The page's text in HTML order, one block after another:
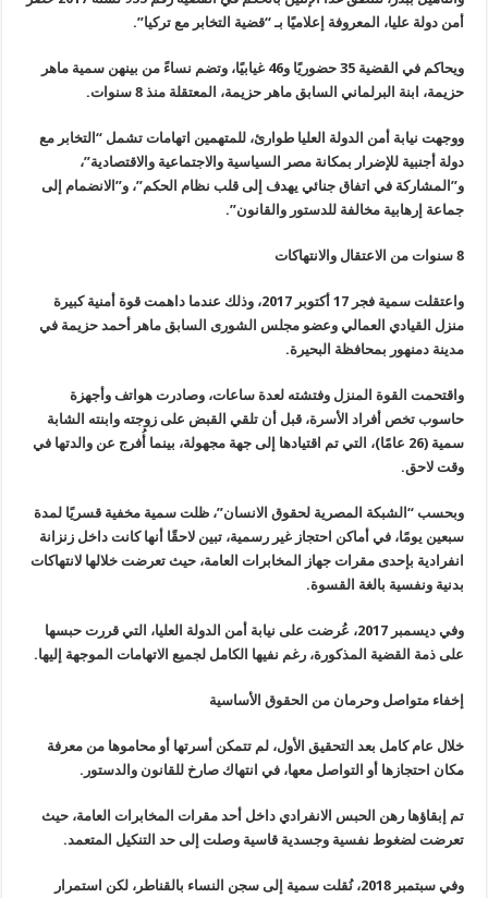
أمن دولة عليا، المعروفة إعلاميًا بـ “قضية التخابر مع تركيا”.
ويحاكم في القضية 35 حضوريًا و46 غيابيًا، وتضم نساءً من بينهن سمية ماهر
حزيمة، ابنة البرلماني السابق ماهر حزيمة، المعتقلة منذ 8 سنوات.
ووجهت نيابة أمن الدولة العليا طوارئ، للمتهمين اتهامات تشمل “التخابر مع
دولة أجنبية للإضرار بمكانة مصر السياسية والاجتماعية والاقتصادية”،
و”المشاركة في اتفاق جنائي يهدف إلى قلب نظام الحكم”، و”الانضمام إلى
جماعة إرهابية مخالفة للدستور والقانون”.
8 سنوات من الاعتقال والانتهاكات
واعتقلت سمية فجر 17 أكتوبر 2017، وذلك عندما داهمت قوة أمنية كبيرة
منزل القيادي العمالي وعضو مجلس الشورى السابق ماهر أحمد حزيمة في
مدينة دمنهور بمحافظة البحيرة.
واقتحمت القوة المنزل وفتشته لعدة ساعات، وصادرت هواتف وأجهزة
حاسوب تخص أفراد الأسرة، قبل أن تلقي القبض على زوجته وابنته الشابة
سمية (26 عامًا)، التي تم اقتيادها إلى جهة مجهولة، بينما أُفرج عن والدتها في
وقت لاحق.
وبحسب “الشبكة المصرية لحقوق الانسان”، ظلت سمية مخفية قسريًا لمدة
سبعين يومًا، في أماكن احتجاز غير رسمية، تبين لاحقًا أنها كانت داخل زنزانة
انفرادية بإحدى مقرات جهاز المخابرات العامة، حيث تعرضت خلالها لانتهاكات
بدنية ونفسية بالغة القسوة.
وفي ديسمبر 2017، عُرضت على نيابة أمن الدولة العليا، التي قررت حبسها
على ذمة القضية المذكورة، رغم نفيها الكامل لجميع الاتهامات الموجهة إليها.
إخفاء متواصل وحرمان من الحقوق الأساسية
خلال عام كامل بعد التحقيق الأول، لم تتمكن أسرتها أو محاموها من معرفة
مكان احتجازها أو التواصل معها، في انتهاك صارخ للقانون والدستور.
تم إبقاؤها رهن الحبس الانفرادي داخل أحد مقرات المخابرات العامة، حيث
تعرضت لضغوط نفسية وجسدية قاسية وصلت إلى حد التنكيل المتعمد.
وفي سبتمبر 2018، نُقلت سمية إلى سجن النساء بالقناطر، لكن استمرار